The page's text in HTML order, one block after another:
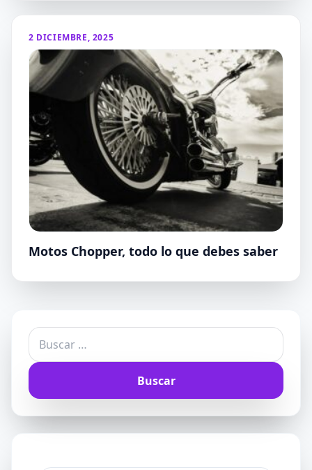
2 DICIEMBRE, 2025
Motos Chopper, todo lo que debes saber
Buscar: